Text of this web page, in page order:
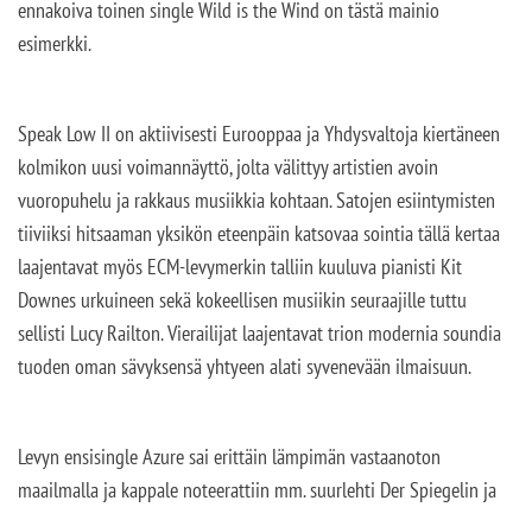
ennakoiva toinen single Wild is the Wind on tästä mainio
esimerkki.
Speak Low II on aktiivisesti Eurooppaa ja Yhdysvaltoja kiertäneen
kolmikon uusi voimannäyttö, jolta välittyy artistien avoin
vuoropuhelu ja rakkaus musiikkia kohtaan. Satojen esiintymisten
tiiviiksi hitsaaman yksikön eteenpäin katsovaa sointia tällä kertaa
laajentavat myös ECM-levymerkin talliin kuuluva pianisti Kit
Downes urkuineen sekä kokeellisen musiikin seuraajille tuttu
sellisti Lucy Railton. Vierailijat laajentavat trion modernia soundia
tuoden oman sävyksensä yhtyeen alati syvenevään ilmaisuun.
Levyn ensisingle Azure sai erittäin lämpimän vastaanoton
maailmalla ja kappale noteerattiin mm. suurlehti Der Spiegelin ja